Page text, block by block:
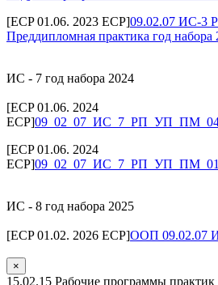
[ECP 01.06. 2023 ECP]09.02.07 ИС-3
Преддипломная практика год набора
ИС - 7 год набора 2024
[ECP 01.06. 2024
ECP]
[ECP 01.06. 2024
ECP]
ИС - 8 год набора 2025
[ECP 01.02. 2026 ECP]ООП 09.02.07
×
15.02.15 Рабочие программы практик